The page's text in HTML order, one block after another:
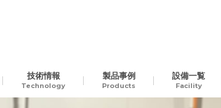
技術情報
Technology
製品事例
Products
設備一覧
Facility